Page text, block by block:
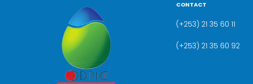
CONTACT
(+253) 21 35 60 11
(+253) 21 35 60 92